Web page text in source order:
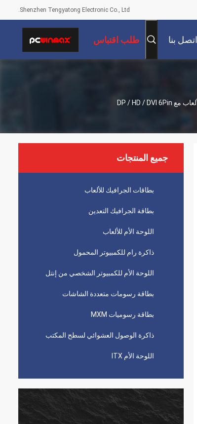
Shenzhen Tengyatong Electronic Co., Ltd.
اتصل بنا طلب اقتباس
PCWINMAX Radeon RX 590 2048SP 8GB GDDR5 256Bit بطاقة الرسومات للألعاب مع DP / HD / DVI 6Pin
جميع المنتجات
بطاقات الجرافيك للألعاب
بطاقة الجرافيك التعدين
اللوحة الأم للألعاب
ذاكرة رام للكمبيوتر المحمول
اللوحة الأم للكمبيوتر الشخصي من إنتل
بطاقة رسومات متعددة الشاشات
بطاقة رسوميات MXM
ذاكرة الوصول العشوائي لسطح المكتب
اللوحة الأم ITX